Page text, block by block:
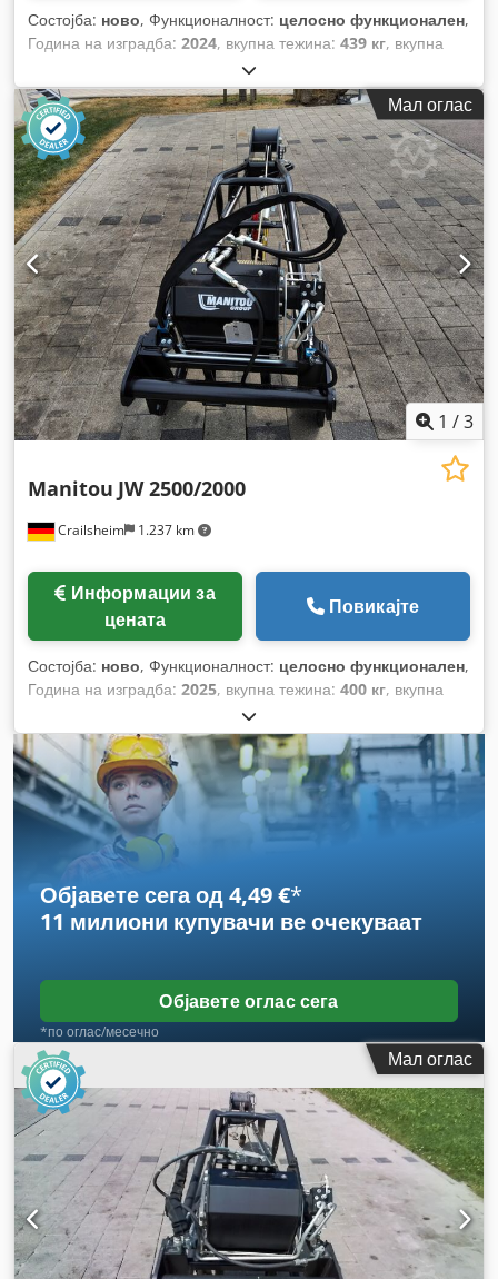
Состојба: ново, Функционалност: целосно функционален,
Година на изградба: 2024, вкупна тежина: 439 кг, вкупна
, вкупна должина:
1.070 мм, носење капацитет:6.000 кг,
Мал оглас
1 /3
Crailsheim 1.237 km
Manitou JW 2500/2000
цената
Повикајте
Состојба: ново, Функционалност: целосно функционален,
Година на изградба: 2025, вкупна тежина: 400 кг, вкупна
, вкупна должина:
820 мм, носење капацитет:2.000 кг,
Објавете сега од 4,49 €*
11 милиони купувачи ве очекуваат
Објавете оглас сега
*по оглас/месечно
Мал оглас